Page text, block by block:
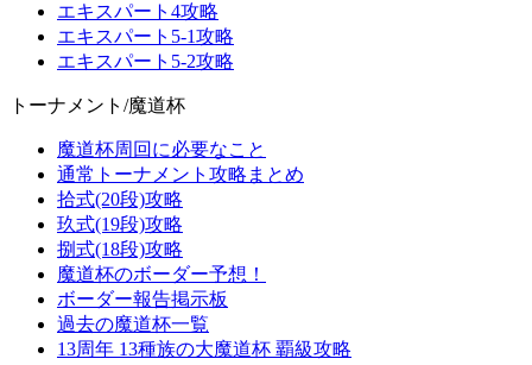
エキスパート4攻略
エキスパート5-1攻略
エキスパート5-2攻略
トーナメント/魔道杯
魔道杯周回に必要なこと
通常トーナメント攻略まとめ
拾式(20段)攻略
玖式(19段)攻略
捌式(18段)攻略
魔道杯のボーダー予想！
ボーダー報告掲示板
過去の魔道杯一覧
13周年 13種族の大魔道杯 覇級攻略